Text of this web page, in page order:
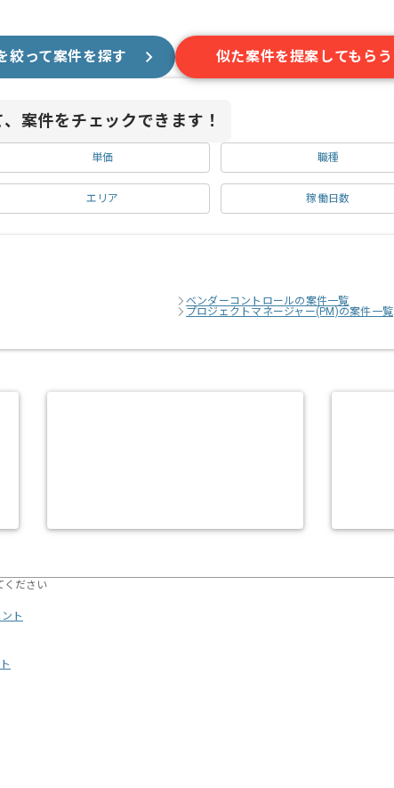
絞って案件を探す 似た案件を提案してもらう
案件をチェックできます！
単価 職種
エリア 稼働日数
ベンダーコントロールの案件一覧
プロジェクトマネージャー(PM)の案件一覧
ください
ト